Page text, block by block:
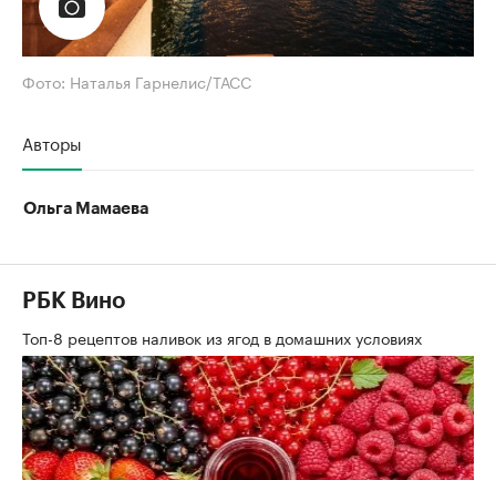
Фото: Наталья Гарнелис/ТАСС
Авторы
Ольга Мамаева
РБК Вино
Топ-8 рецептов наливок из ягод в домашних условиях